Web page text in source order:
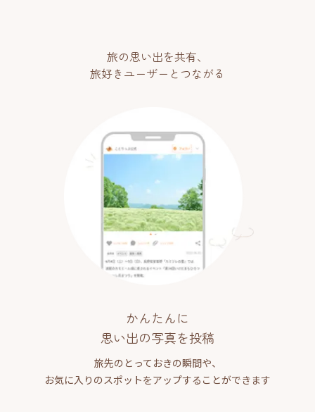
旅の思い出を共有、
旅好きユーザーとつながる
かんたんに
思い出の写真を投稿
旅先のとっておきの瞬間や、
お気に入りのスポットをアップすることができます